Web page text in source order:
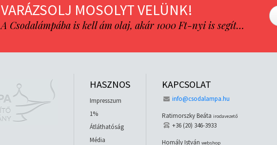
VARÁZSOLJ MOSOLYT VELÜNK!
A Csodalámpába is kell ám olaj, akár 1000 Ft-nyi is segít…
HASZNOS
Impresszum
1%
Átláthatóság
Média
KAPCSOLAT
info@csodalampa.hu
Ratimorszky Beáta irodavezető
+36 (20) 346-3933
Homály István webshop